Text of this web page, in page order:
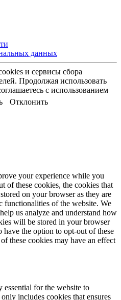
данных
и сервисы сбора
Продолжая использовать
с использованием
Отклонить
your experience while you
of these cookies, the cookies that
on your browser as they are
functionalities of the website. We
us analyze and understand how
will be stored in your browser
the option to opt-out of these
these cookies may have an effect
essential for the website to
includes cookies that ensures